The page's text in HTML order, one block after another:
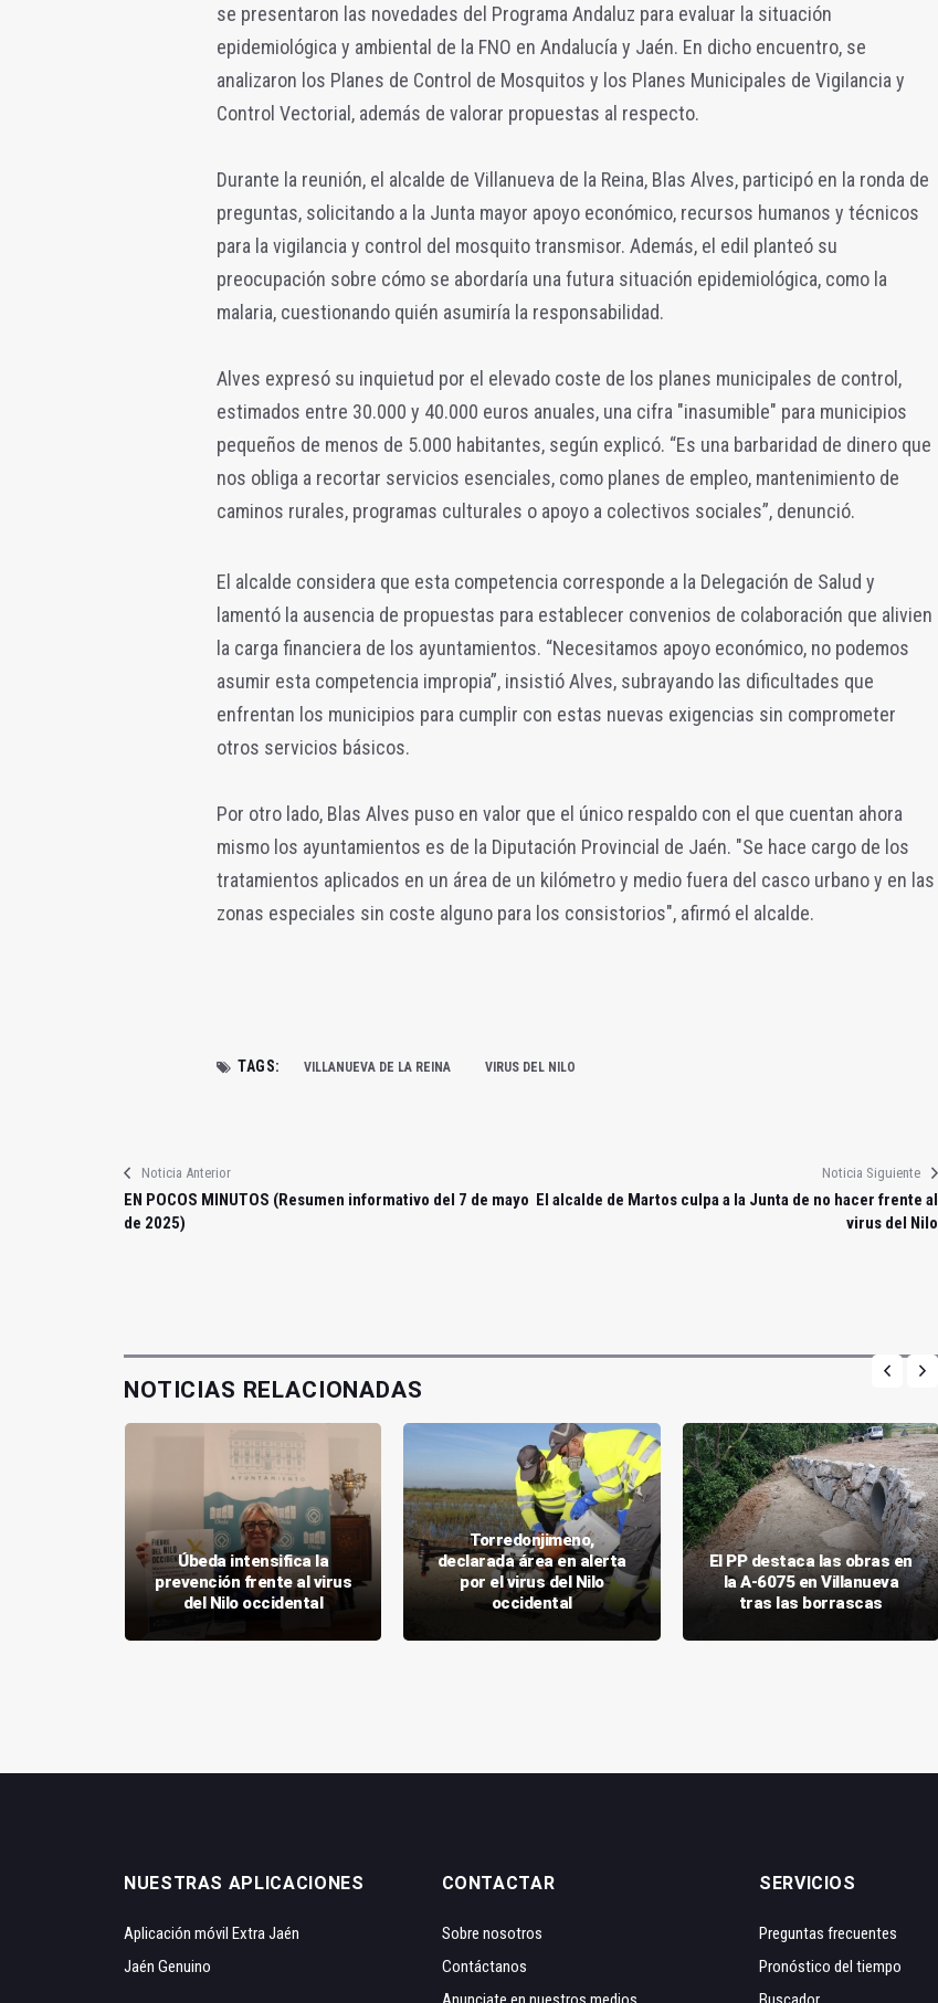
se presentaron las novedades del Programa Andaluz para evaluar la situación
epidemiológica y ambiental de la FNO en Andalucía y Jaén. En dicho encuentro, se
analizaron los Planes de Control de Mosquitos y los Planes Municipales de Vigilancia y
Control Vectorial, además de valorar propuestas al respecto.
Durante la reunión, el alcalde de Villanueva de la Reina, Blas Alves, participó en la ronda de
preguntas, solicitando a la Junta mayor apoyo económico, recursos humanos y técnicos
para la vigilancia y control del mosquito transmisor. Además, el edil planteó su
preocupación sobre cómo se abordaría una futura situación epidemiológica, como la
malaria, cuestionando quién asumiría la responsabilidad.
Alves expresó su inquietud por el elevado coste de los planes municipales de control,
estimados entre 30.000 y 40.000 euros anuales, una cifra "inasumible" para municipios
pequeños de menos de 5.000 habitantes, según explicó. “Es una barbaridad de dinero que
nos obliga a recortar servicios esenciales, como planes de empleo, mantenimiento de
caminos rurales, programas culturales o apoyo a colectivos sociales”, denunció.
El alcalde considera que esta competencia corresponde a la Delegación de Salud y
lamentó la ausencia de propuestas para establecer convenios de colaboración que alivien
la carga financiera de los ayuntamientos. “Necesitamos apoyo económico, no podemos
asumir esta competencia impropia”, insistió Alves, subrayando las dificultades que
enfrentan los municipios para cumplir con estas nuevas exigencias sin comprometer
otros servicios básicos.
Por otro lado, Blas Alves puso en valor que el único respaldo con el que cuentan ahora
mismo los ayuntamientos es de la Diputación Provincial de Jaén. "Se hace cargo de los
tratamientos aplicados en un área de un kilómetro y medio fuera del casco urbano y en las
zonas especiales sin coste alguno para los consistorios", afirmó el alcalde.
TAGS: VILLANUEVA DE LA REINA VIRUS DEL NILO
Noticia Anterior
EN POCOS MINUTOS (Resumen informativo del 7 de mayo
de 2025)
Noticia Siguiente
El alcalde de Martos culpa a la Junta de no hacer frente al
virus del Nilo
NOTICIAS RELACIONADAS
Úbeda intensifica la
prevención frente al virus
del Nilo occidental
Torredonjimeno,
declarada área en alerta
por el virus del Nilo
occidental
El PP destaca las obras en
la A-6075 en Villanueva
tras las borrascas
NUESTRAS APLICACIONES
Aplicación móvil Extra Jaén
Jaén Genuino
CONTACTAR
Sobre nosotros
Contáctanos
SERVICIOS
Preguntas frecuentes
Pronóstico del tiempo